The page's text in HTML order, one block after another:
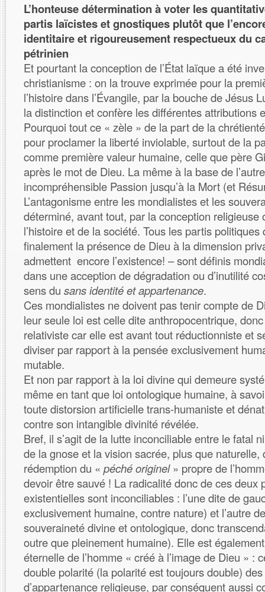
L’honteuse détermination à voter les
partis laïcistes et gnostiques plutôt que
identitaire et rigoureusement respectueux du
pétrinien
Et pourtant la conception de l’État laïque a été
christianisme : on la trouve exprimée pour la
l’histoire dans l’Évangile, par la bouche de Jésus
la distinction et confère les différentes attributions
Pourquoi tout ce « zèle » de la part de la
pour proclamer la liberté inviolable, surtout de la
comme première valeur humaine, celle que père
après le mot de Dieu. La même à la base de
incompréhensible Passion jusqu’à la Mort (et
L’antagonisme entre les mondialistes et les
déterminé, avant tout, par la conception religieuse
l’histoire et de la société. Tous les partis politiques
finalement la présence de Dieu à la dimension
admettent encore l’existence! – sont définis
dans une acception de dégradation ou d’inutilité
sens du sans identité et appartenance.
Ces mondialistes ne doivent pas tenir compte de
leur seule loi est celle dite anthropocentrique,
relativiste car elle est avant tout réductionniste et
diviser par rapport à la pensée exclusivement
mutable.
Et non par rapport à la loi divine qui demeure
même en tant que loi ontologique humaine, à
toute distorsion artificielle trans-humaniste et
contre son intangible divinité révélée.
Bref, il s’agit de la lutte inconciliable entre le fatal
de la gnose et la vision sacrée, plus que naturelle,
rédemption du « péché originel» propre de
devoir être sauvé ! La radicalité donc de ces deux
existentielles sont inconciliables : l’une dite de
exclusivement humaine, contre nature) et l’autre
souveraineté divine et ontologique, donc
outre que pleinement humaine). Elle est
éternelle de l’homme « créé à l’image de Dieu » :
double polarité (la polarité est toujours double)
d’appartenance religieuse, par conséquent aussi